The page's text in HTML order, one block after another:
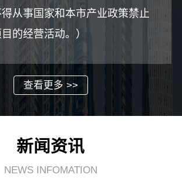
从事国家和本市产业政策禁止
的经营活动。）
查看更多 >>
新闻资讯
NEWS INFOMATION